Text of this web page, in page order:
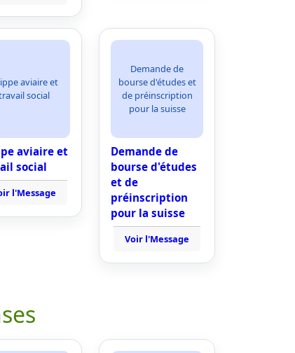
aviaire et
social
aviaire et
social
l'Message
Demande de
bourse d'études et
de préinscription
pour la suisse
Demande de
bourse d'études
et de
préinscription
pour la suisse
Voir l'Message